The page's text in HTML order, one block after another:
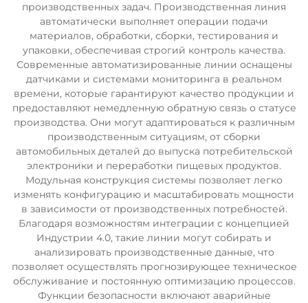
производственных задач. Производственная линия
автоматически выполняет операции подачи
материалов, обработки, сборки, тестирования и
упаковки, обеспечивая строгий контроль качества.
Современные автоматизированные линии оснащены
датчиками и системами мониторинга в реальном
времени, которые гарантируют качество продукции и
предоставляют немедленную обратную связь о статусе
производства. Они могут адаптироваться к различным
производственным ситуациям, от сборки
автомобильных деталей до выпуска потребительской
электроники и переработки пищевых продуктов.
Модульная конструкция системы позволяет легко
изменять конфигурацию и масштабировать мощности
в зависимости от производственных потребностей.
Благодаря возможностям интеграции с концепцией
Индустрии 4.0, такие линии могут собирать и
анализировать производственные данные, что
позволяет осуществлять прогнозирующее техническое
обслуживание и постоянную оптимизацию процессов.
Функции безопасности включают аварийные